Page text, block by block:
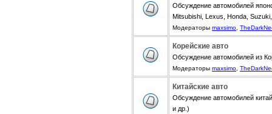
Обсуждение автомобилей
Mitsubishi, Lexus, Honda,
Модераторы maxsimo
Корейские авто
Обсуждение автомобилей из
Модераторы maxsimo
Китайские авто
Обсуждение автомобилей
и др.)